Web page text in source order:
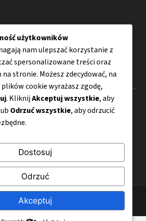
© 2026 ZiarnoSztuki.pl
użytkowników
nam ulepszać korzystanie z
spersonalizowane treści oraz
stronie. Możesz zdecydować, na
cookie wyrażasz zgodę,
. KliknijAkceptuj wszystkie, aby
Odrzuć wszystkie, aby odrzucić
Dostosuj
Odrzuć
Akceptuj